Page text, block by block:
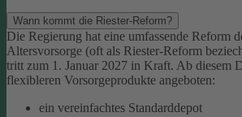
Wann kommt die Riester-Reform?
Die Regierung hat eine umfassende Reform
Altersvorsorge (oft als Riester-Reform
tritt zum 1. Januar 2027 in Kraft. Ab diesem
flexibleren Vorsorgeprodukte angeboten:
ein vereinfachtes Standarddepot